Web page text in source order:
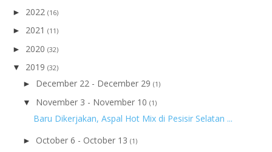
► 2022 (16)
► 2021 (11)
► 2020 (32)
▼ 2019 (32)
► December 22 - December 29 (1)
▼ November 3 - November 10 (1)
Baru Dikerjakan, Aspal Hot Mix di Pesisir Selatan ...
► October 6 - October 13 (1)